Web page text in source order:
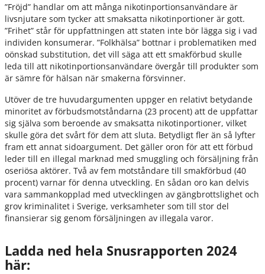
”Fröjd” handlar om att många nikotinportionsanvändare är
livsnjutare som tycker att smaksatta nikotinportioner är gott.
”Frihet” står för uppfattningen att staten inte bör lägga sig i vad
individen konsumerar. ”Folkhälsa” bottnar i problematiken med
oönskad substitution, det vill säga att ett smakförbud skulle
leda till att nikotinportionsanvändare övergår till produkter som
är sämre för hälsan när smakerna försvinner.
Utöver de tre huvudargumenten uppger en relativt betydande
minoritet av förbudsmotståndarna (23 procent) att de uppfattar
sig själva som beroende av smaksatta nikotinportioner, vilket
skulle göra det svårt för dem att sluta. Betydligt fler än så lyfter
fram ett annat sidoargument. Det gäller oron för att ett förbud
leder till en illegal marknad med smuggling och försäljning från
oseriösa aktörer. Två av fem motståndare till smakförbud (40
procent) varnar för denna utveckling. En sådan oro kan delvis
vara sammankopplad med utvecklingen av gängbrottslighet och
grov kriminalitet i Sverige, verksamheter som till stor del
finansierar sig genom försäljningen av illegala varor.
Ladda ned hela Snusrapporten 2024
här: